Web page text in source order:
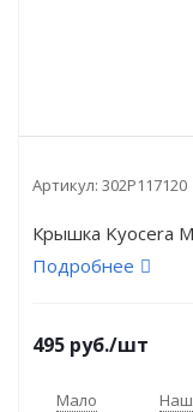
Артикул: 302P117120
Крышка Kyocera
Подробнее
495 руб./шт
Мало